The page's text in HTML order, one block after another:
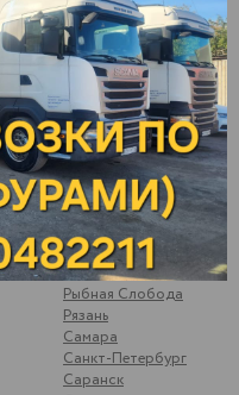
Первоуральск
Пермь
Подольск
Подосинки
Подымалово
Покачи
Полевской
Почеп
Починки
Псков
Пугачев
Ромоданово
Рыбинск
Рыбная Слобода
Рязань
Самара
Санкт-Петербург
Саранск